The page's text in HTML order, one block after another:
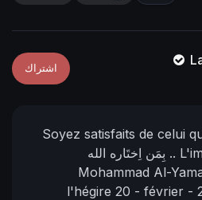
اشتراك
Soyez satisfaits de celui
بِمَن اِختَاره الله ..
Mohammad Al-
l'hégire 20 - février -